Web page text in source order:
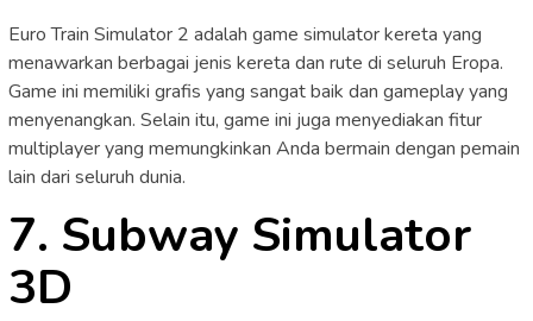
Euro Train Simulator 2 adalah game simulator kereta yang
menawarkan berbagai jenis kereta dan rute di seluruh Eropa.
Game ini memiliki grafis yang sangat baik dan gameplay yang
menyenangkan. Selain itu, game ini juga menyediakan fitur
multiplayer yang memungkinkan Anda bermain dengan pemain
lain dari seluruh dunia.
7. Subway Simulator
3D